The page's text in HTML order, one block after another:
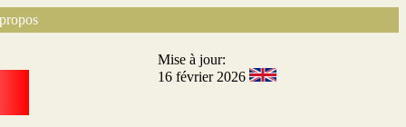
Mise à jour:
16 février 2026